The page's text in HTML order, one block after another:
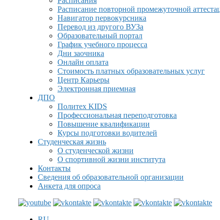
Расписание повторной промежуточной
Навигатор первокурсника
Перевод из другого ВУЗа
Образовательный портал
График учебного процесса
Дни заочника
Онлайн оплата
Стоимость платных образовательных услуг
Центр Карьеры
Электронная приемная
ДПО
Политех KIDS
Профессиональная переподготовка
Повышение квалификации
Курсы подготовки водителей
Студенческая жизнь
О студенческой жизни
О спортивной жизни института
Контакты
Сведения об образовательной организации
Анкета для опроса